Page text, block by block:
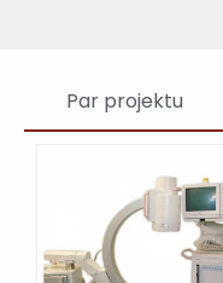
Par projektu